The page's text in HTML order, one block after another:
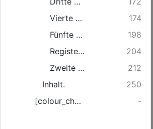
Vierte Abtheilung. ReiseTopographie.
174
Fünfte Abtheilung: Materialien zur natürlichen Topographie.
198
Register. Erste Abtheilung. PersonenRegister
204
Zweite Abtheilung. OerterRegister
212
Inhalt.
250
[colour_checker]
-